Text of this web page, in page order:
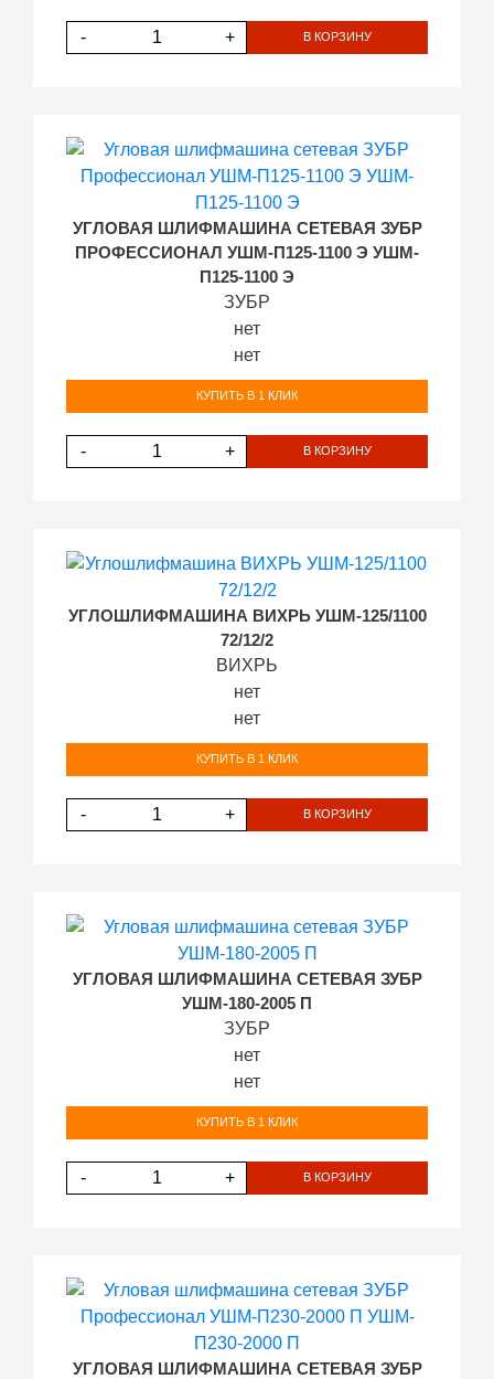
- + В КОРЗИНУ
УГЛОВАЯ ШЛИФМАШИНА СЕТЕВАЯ ЗУБР
ПРОФЕССИОНАЛ УШМ-П125-1100 Э УШМ-
П125-1100 Э
ЗУБР
нет
нет
КУПИТЬ В 1 КЛИК
- + В КОРЗИНУ
УГЛОШЛИФМАШИНА ВИХРЬ УШМ-125/1100
72/12/2
ВИХРЬ
нет
нет
КУПИТЬ В 1 КЛИК
- + В КОРЗИНУ
УГЛОВАЯ ШЛИФМАШИНА СЕТЕВАЯ ЗУБР
УШМ-180-2005 П
ЗУБР
нет
нет
КУПИТЬ В 1 КЛИК
- + В КОРЗИНУ
УГЛОВАЯ ШЛИФМАШИНА СЕТЕВАЯ ЗУБР